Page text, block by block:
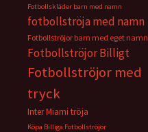
Fotbollskläder barn med namn
fotbollströja med namn
Fotbollströjor barn med eget namn
Fotbollströjor Billigt
Fotbollströjor med
tryck
Inter Miami tröja
Köpa Billiga Fotbollströjor